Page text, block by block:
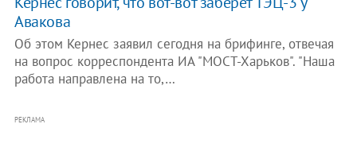
Авакова
Об этом Кернес заявил сегодня на брифинге, отвечая
на вопрос корреспондента ИА "МОСТ-Харьков". "Наша
работа направлена на то,…
РЕКЛАМА